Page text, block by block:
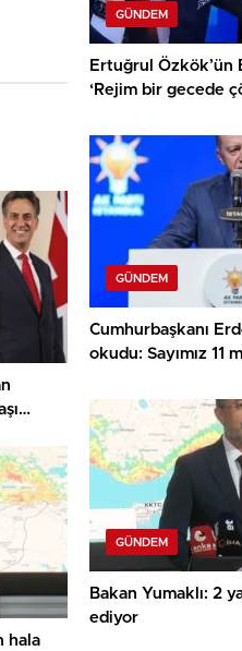
hala
GÜNDEM
Ertuğrul Özkök’ün
‘Rejim bir gecede
GÜNDEM
Cumhurbaşkanı
okudu: Sayımız 11
GÜNDEM
Bakan Yumaklı: 2
ediyor